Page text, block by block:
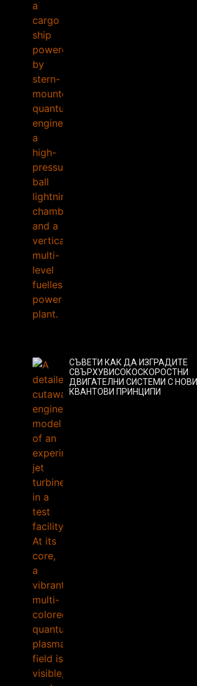
СЪВЕТИ КАК ДА ИЗГРАДИТЕ
СВЪРХУВИСОКОСКОРОСТНИ
ДВИГАТЕЛНИ СИСТЕМИ С НОВИ
КВАНТОВИ ПРИНЦИПИ